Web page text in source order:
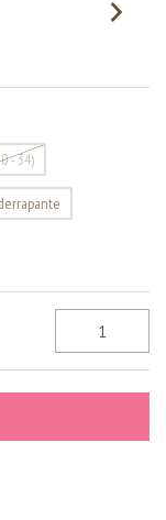
- 34)